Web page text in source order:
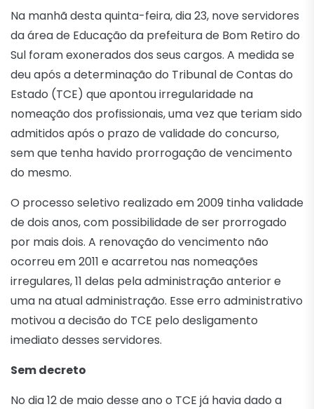
Na manhã desta quinta-feira, dia 23, nove servidores
da área de Educação da prefeitura de Bom Retiro do
Sul foram exonerados dos seus cargos. A medida se
deu após a determinação do Tribunal de Contas do
Estado (TCE) que apontou irregularidade na
nomeação dos profissionais, uma vez que teriam sido
admitidos após o prazo de validade do concurso,
sem que tenha havido prorrogação de vencimento
do mesmo.
O processo seletivo realizado em 2009 tinha validade
de dois anos, com possibilidade de ser prorrogado
por mais dois. A renovação do vencimento não
ocorreu em 2011 e acarretou nas nomeações
irregulares, 11 delas pela administração anterior e
uma na atual administração. Esse erro administrativo
motivou a decisão do TCE pelo desligamento
imediato desses servidores.
Sem decreto
No dia 12 de maio desse ano o TCE já havia dado a